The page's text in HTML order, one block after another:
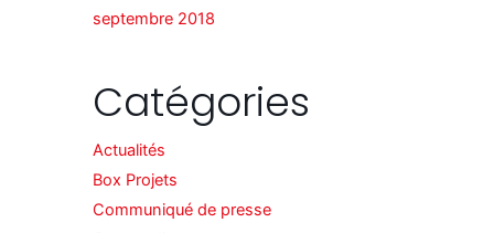
septembre 2018
Catégories
Actualités
Box Projets
Communiqué de presse